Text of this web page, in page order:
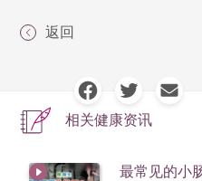
返回
相关健康资讯
最常见的小